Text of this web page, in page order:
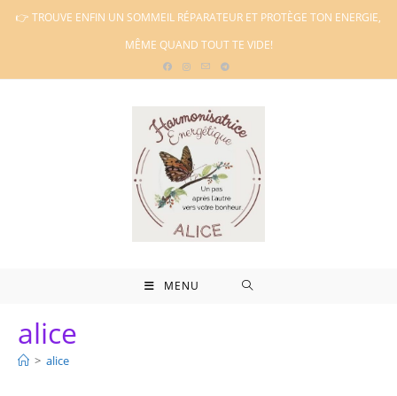
Skip👉 TROUVE ENFIN UN SOMMEIL RÉPARATEUR ET PROTÈGE TON ENERGIE,
MÊME QUAND TOUT TE VIDE!
MENU
alice
> alice